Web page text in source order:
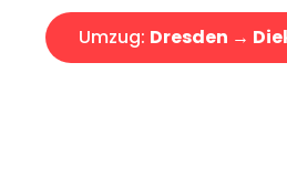
Umzug: Dresden →